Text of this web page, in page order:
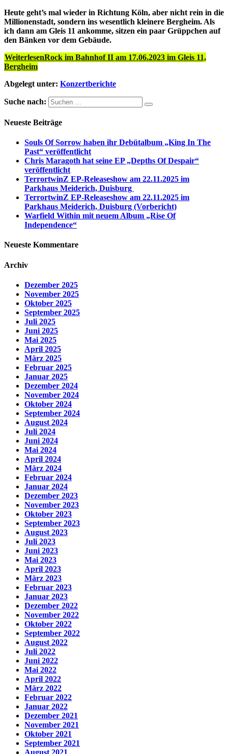
Heute geht’s mal wieder in Richtung Köln, aber nicht rein in die
Millionenstadt, sondern ins wesentlich kleinere Bergheim. Als
ich dann am Gleis 11 ankomme, sitzen ein paar Grüppchen auf
den Bänken vor dem Gebäude.
WeiterlesenRock im Bahnhof II am 17.06.2023 im Gleis 11,
Bergheim
Abgelegt unter: Konzertberichte
Suche nach:
Neueste Beiträge
Souls Of Sorrow haben ihr Debütalbum „King In The
Past“ veröffentlicht
Chris Maragoth hat seine EP „Depths Of Despair“
veröffentlicht
TerrortwinZ EP-Releaseshow am 22.11.2025 im
Parkhaus Meiderich, Duisburg
TerrortwinZ EP-Releaseshow am 22.11.2025 im
Parkhaus Meiderich, Duisburg (Vorbericht)
Warfield Within mit neuem Album „Rise Of
Independence“
Neueste Kommentare
Archiv
Dezember 2025
November 2025
Oktober 2025
September 2025
Juli 2025
Juni 2025
Mai 2025
April 2025
März 2025
Februar 2025
Januar 2025
Dezember 2024
November 2024
Oktober 2024
September 2024
August 2024
Juli 2024
Juni 2024
Mai 2024
April 2024
März 2024
Februar 2024
Januar 2024
Dezember 2023
November 2023
Oktober 2023
September 2023
August 2023
Juli 2023
Juni 2023
Mai 2023
April 2023
März 2023
Februar 2023
Januar 2023
Dezember 2022
November 2022
Oktober 2022
September 2022
August 2022
Juli 2022
Juni 2022
Mai 2022
April 2022
März 2022
Februar 2022
Januar 2022
Dezember 2021
November 2021
Oktober 2021
September 2021
August 2021